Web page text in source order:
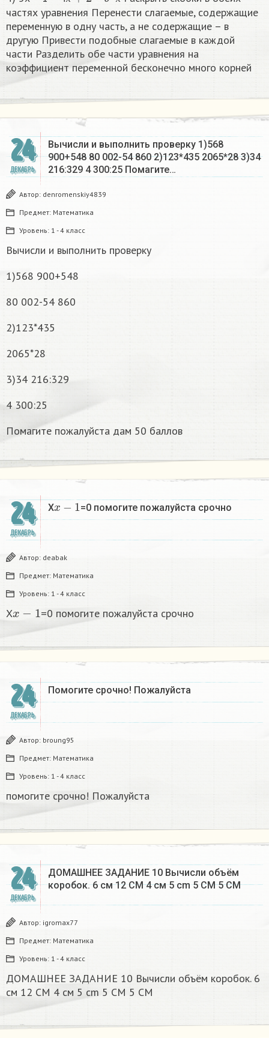
х х
частях уравнения Перенести слагаемые, содержащие
переменную в одну часть, а не содержащие – в
другую Привести подобные слагаемые в каждой
части Разделить обе части уравнения на
коэффициент переменной бесконечно много корней​
24
ДЕКАБРЬ
Вычисли и выполнить проверку 1)568
900+548 80 002-54 860 2)123*435 2065*28 3)34
216:329 4 300:25 Помагите…
Автор: denromenskiy4839
Предмет: Математика
Уровень: 1 - 4 класс
Вычисли и выполнить проверку
1)568 900+548
80 002-54 860
2)123*435
2065*28
3)34 216:329
4 300:25
Помагите пожалуйста дам 50 баллов
24
ДЕКАБРЬ
X
x−1
=0 помогите пожалуйста срочно
Автор: deabak
Предмет: Математика
Уровень: 1 - 4 класс
X =0 помогите пожалуйста срочно
24
ДЕКАБРЬ
Помогите срочно! Пожалуйста
Автор: broung95
Предмет: Математика
Уровень: 1 - 4 класс
помогите срочно! Пожалуйста
24
ДЕКАБРЬ
ДОМАШНЕЕ ЗАДАНИЕ 10 Вычисли объём
коробок. 6 см 12 CM 4 см 5 cm 5 CM 5 CM​
Автор: igromax77
Предмет: Математика
Уровень: 1 - 4 класс
ДОМАШНЕЕ ЗАДАНИЕ 10 Вычисли объём коробок. 6
см 12 CM 4 см 5 cm 5 CM 5 CM​